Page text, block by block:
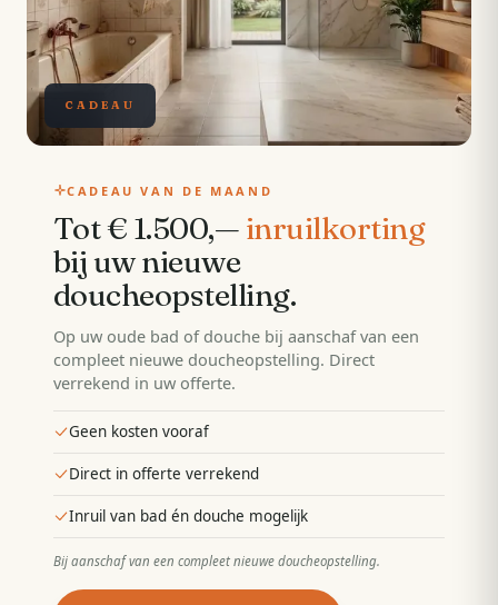
CADEAU
CADEAU VAN DE MAAND
Tot € 1.500,— inruilkorting
bij uw nieuwe
doucheopstelling.
Op uw oude bad of douche bij aanschaf van een
compleet nieuwe doucheopstelling. Direct
verrekend in uw offerte.
Geen kosten vooraf
Direct in offerte verrekend
Inruil van bad én douche mogelijk
Bij aanschaf van een compleet nieuwe doucheopstelling.